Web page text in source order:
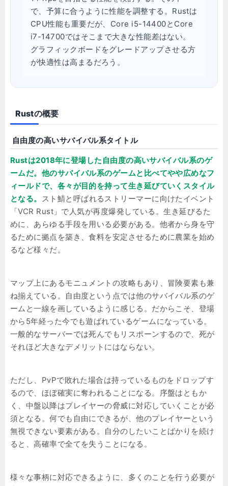
で、予算に合うように性能を調整する。Rustは
CPU性能も重要だが、Core i5-14400とCore
i7-14700ではそこまで大きな性能差はない。
グラフィックボードをグレードアップさせる方
が快適性は高まるだろう。
Rustの概要
自由度の高いサバイバル系タイトル
Rustは2018年に登場した自由度の高いサバイバル系のゲ
ームだ。他のサバイバル系のゲームと比べてやや広めなフ
ィールドで、各々が目的を持って生き延びていくスタイル
となる。
スト鯖と呼ばれるストリーマーに向けたイベント
「VCR Rust」で人気が再度爆発している。生き延びるた
めに、あらゆる手段を用いる必要がある。他者から身を守
るために拠点を築き、食料を安定させるために農業を始め
るなど様々だ。
マップ上にあるモニュメントの攻略もあり、冒険要素も兼
ね揃えている。自由度という点では他のサバイバル系のゲ
ームと一線を画しているように感じる。だからこそ、登場
から5年経った今でも遊ばれているゲームになっている。
一般的なサーバーでは死んでもリスポーンするので、死が
それほど大きなデメリットにはならない。
ただし、PvPで敗れた場合は持っているものをドロップす
るので、ほぼ確実に奪われることになる。序盤はともか
く、中盤以降はプレイヤーの脅威に対応していくことが必
須となる。何でも自由にできるが、他のプレイヤーという
無視できない要素がある。自分のしたいことばかりを続け
ると、高確率で全てを失うことになる。
様々な事柄に対応できるように、多くのことを行う必要が